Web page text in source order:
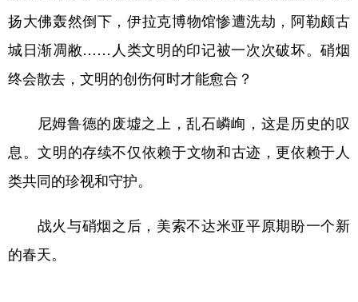
扬大佛轰然倒下，伊拉克博物馆惨遭洗劫，阿勒颇古
城日渐凋敝……人类文明的印记被一次次破坏。硝烟
终会散去，文明的创伤何时才能愈合？
尼姆鲁德的废墟之上，乱石嶙峋，这是历史的叹
息。文明的存续不仅依赖于文物和古迹，更依赖于人
类共同的珍视和守护。
战火与硝烟之后，美索不达米亚平原期盼一个新
的春天。